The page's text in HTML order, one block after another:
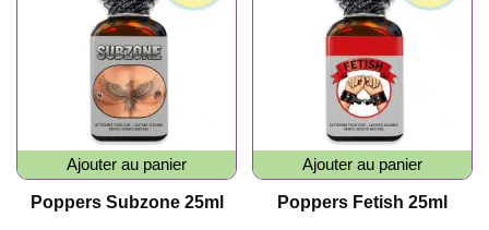
Ajouter au panier
Poppers Subzone 25ml
Ajouter au panier
Poppers Fetish 25ml